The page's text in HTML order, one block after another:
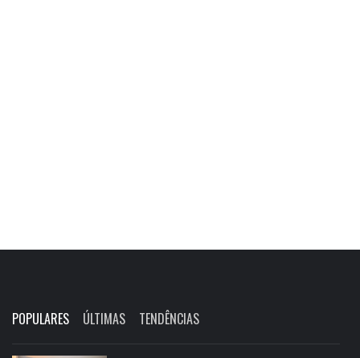
POPULARES ÚLTIMAS TENDÊNCIAS